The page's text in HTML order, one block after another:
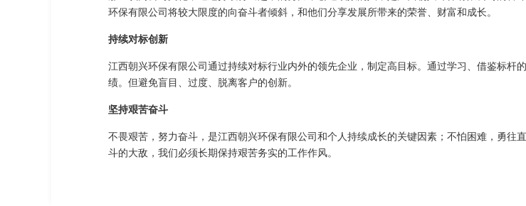
环保有限公司将较大限度的向奋斗者倾斜，和他们分享发展所带来的荣誉、财富和成长。
持续对标创新
江西朝兴环保有限公司通过持续对标行业内外的领先企业，制定高目标。通过学习、借鉴标杆
绩。但避免盲目、过度、脱离客户的创新。
坚持艰苦奋斗
不畏艰苦，努力奋斗，是江西朝兴环保有限公司和个人持续成长的关键因素；不怕困难，勇往
斗的大敌，我们必须长期保持艰苦务实的工作作风。